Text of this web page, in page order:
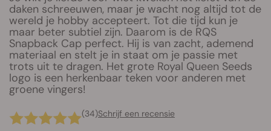
daken schreeuwen, maar je wacht nog altijd tot de
wereld je hobby accepteert. Tot die tijd kun je
maar beter subtiel zijn. Daarom is de RQS
Snapback Cap perfect. Hij is van zacht, ademend
materiaal en stelt je in staat om je passie met
trots uit te dragen. Het grote Royal Queen Seeds
logo is een herkenbaar teken voor anderen met
groene vingers!
(34)Schrijf een recensie